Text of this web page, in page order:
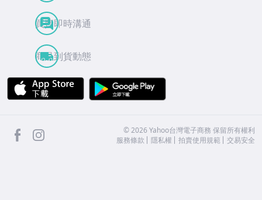
買賣即時溝通
商品到貨動態
APP Store
facebook ©2026 Yahoo台灣電子商務 保留所有權利
服務條款
隱私權 拍賣使用規範 交易安全